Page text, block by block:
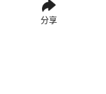
分享